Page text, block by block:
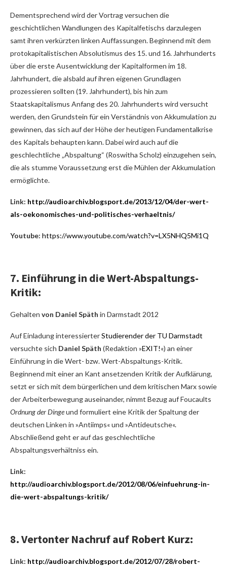
Dementsprechend wird der Vortrag versuchen die
geschichtlichen Wandlungen des Kapitalfetischs darzulegen
samt ihren verkürzten linken Auffassungen. Beginnend mit dem
protokapitalistischen Absolutismus des 15. und 16. Jahrhunderts
über die erste Ausentwicklung der Kapitalformen im 18.
Jahrhundert, die alsbald auf ihren eigenen Grundlagen
prozessieren sollten (19. Jahrhundert), bis hin zum
Staatskapitalismus Anfang des 20. Jahrhunderts wird versucht
werden, den Grundstein für ein Verständnis von Akkumulation zu
gewinnen, das sich auf der Höhe der heutigen Fundamentalkrise
des Kapitals behaupten kann. Dabei wird auch auf die
geschlechtliche „Abspaltung“ (Roswitha Scholz) einzugehen sein,
die als stumme Voraussetzung erst die Mühlen der Akkumulation
ermöglichte.
Link: http://audioarchiv.blogsport.de/2013/12/04/der-wert-
als-oekonomisches-und-politisches-verhaeltnis/
Youtube: https://www.youtube.com/watch?v=LX5NHQ5Mi1Q
7. Einführung in die Wert-Abspaltungs-
Kritik:
Gehalten von Daniel Späth in Darmstadt 2012
Auf Einladung interessierterStudierender der TU Darmstadt
versuchte sich Daniel Späth (Redaktion »EXIT!«) an einer
Einführung in die Wert- bzw. Wert-Abspaltungs-Kritik.
Beginnend mit einer an Kant ansetzenden Kritik der Aufklärung,
setzt er sich mit dem bürgerlichen und dem kritischen Marx sowie
der Arbeiterbewegung auseinander, nimmt Bezug auf Foucaults
Ordnung der Dingeund formuliert eine Kritik der Spaltung der
deutschen Linken in »Antiimps« und »Antideutsche«.
Abschließend geht er auf das geschlechtliche
Abspaltungsverhältniss ein.
Link:
http://audioarchiv.blogsport.de/2012/08/06/einfuehrung-in-
die-wert-abspaltungs-kritik/
8. Vertonter Nachruf auf Robert Kurz:
Link: http://audioarchiv.blogsport.de/2012/07/28/robert-